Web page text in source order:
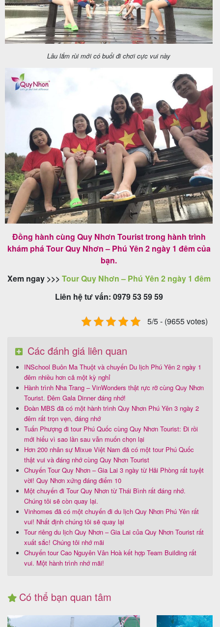
Lâu lắm rùi mới có buổi đi chơi cực vui này
Đồng hành cùng Quy Nhơn Tourist trong hành trình
khám phá Tour Quy Nhơn – Phú Yên 2 ngày 1 đêm của
bạn.
Xem ngay >>> Tour Quy Nhơn – Phú Yên 2 ngày 1 đêm
Liên hệ tư vấn: 0979 53 59 59
5/5 - (9655 votes)
Các đánh giá liên quan
INSchool Buôn Ma Thuột và chuyến Du lịch Phú Yên 2 ngày 1
đêm nhiều hơn cả một kỳ nghỉ
Hành trình Nha Trang – VinWonders thật rực rỡ cùng Quy Nhơn
Tourist. Đêm Gala Dinner đáng nhớ!
Đoàn MBS đã có một hành trình Quy Nhơn Phú Yên 3 ngày 2
đêm rất trọn vẹn, đáng nhớ
Tuấn Phượng đi tour Phú Quốc cùng Quy Nhơn Tourist: Đi rồi
mới hiểu vì sao lần sau vẫn muốn chọn lại
Hơn 200 nhân sự Mixue Việt Nam đã có một tour Phú Quốc
thật vui và đáng nhớ cùng Quy Nhơn Tourist
Chuyến Tour Quy Nhơn – Gia Lai 3 ngày từ Hải Phòng rất tuyệt
vời! Quy Nhơn xứng đáng điểm 10
Một chuyến đi Tour Quy Nhơn từ Thái Bình rất đáng nhớ.
Chúng tôi sẽ còn quay lại.
Vinhomes đã có một chuyến đi du lịch Quy Nhơn Phú Yên rất
vui! Nhất định chúng tôi sẽ quay lại
Tour riêng du lịch Quy Nhơn – Gia Lai của Quy Nhơn Tourist rất
xuất sắc! Chúng tôi nhớ mãi
Chuyến tour Cao Nguyên Vân Hoà kết hợp Team Building rất
vui. Một hành trình nhớ mãi!
Có thể bạn quan tâm